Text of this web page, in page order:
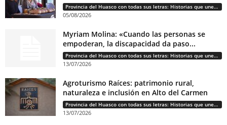
Provincia del Huasco con todas sus letras: Historias que unen cultura, diversidad e identidad
05/08/2026
Myriam Molina: «Cuando las personas se
empoderan, la discapacidad da paso...
Provincia del Huasco con todas sus letras: Historias que unen cultura, diversidad e identidad
13/07/2026
Agroturismo Raíces: patrimonio rural,
naturaleza e inclusión en Alto del Carmen
Provincia del Huasco con todas sus letras: Historias que unen cultura, diversidad e identidad
13/07/2026